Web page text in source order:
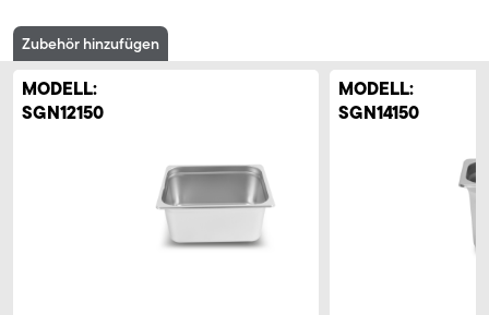
Zubehör hinzufügen
MODELL:
SGN12150
MODELL:
SGN14150